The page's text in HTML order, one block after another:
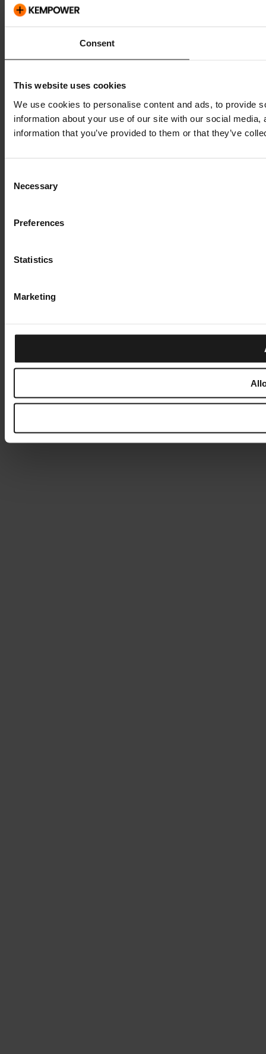
Consent
This website uses cookies
We use cookies to personalise content and ads, to provide
information about your use of our site with our social
information that you’ve provided to them or that they’ve
Selection
Necessary
Preferences
Statistics
Marketing